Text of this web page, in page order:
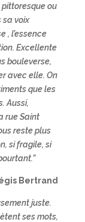
ou
sa voix
, l’essence
Excellente
bouleverse,
avec elle. On
que les
Aussi,
rue Saint
reste plus
si fragile, si
Bertrand
juste.
ses mots,